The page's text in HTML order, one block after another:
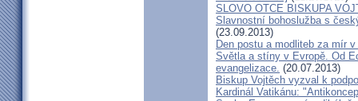
SLOVO OTCE BISKUPA
Slavnostní bohoslužba s
(23.09.2013)
Den postu a modliteb za mír
Světla a stíny v Evropě. Od
evangelizace. (20.07.2013)
Biskup Vojtěch vyzval k
Kardinál Vatikánu: